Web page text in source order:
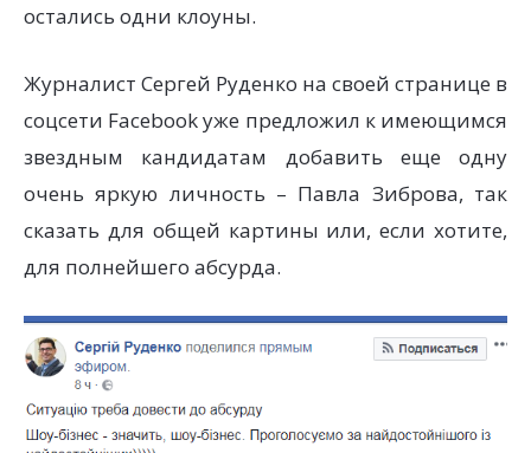
остались одни клоуны.
Журналист Сергей Руденко на своей странице в
соцсети Facebook уже предложил к имеющимся
звездным кандидатам добавить еще одну
очень яркую личность – Павла Зиброва, так
сказать для общей картины или, если хотите,
для полнейшего абсурда.